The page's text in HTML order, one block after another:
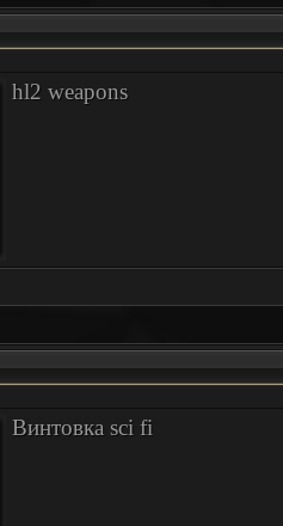
hl2 weapons
Винтовка sci fi